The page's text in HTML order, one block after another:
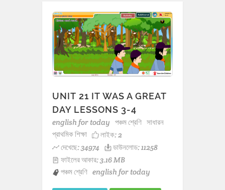
UNIT 21 IT WAS A GREAT
DAY LESSONS 3-4
english for today পঞ্চম শ্রেণি সাধারন
প্রাথমিক শিক্ষা
লাইক:2
দেখেছে: 34974
ডাউনলোড: 11258
ফাইলের আকার: 3.16 MB
পঞ্চম শ্রেণি english for today